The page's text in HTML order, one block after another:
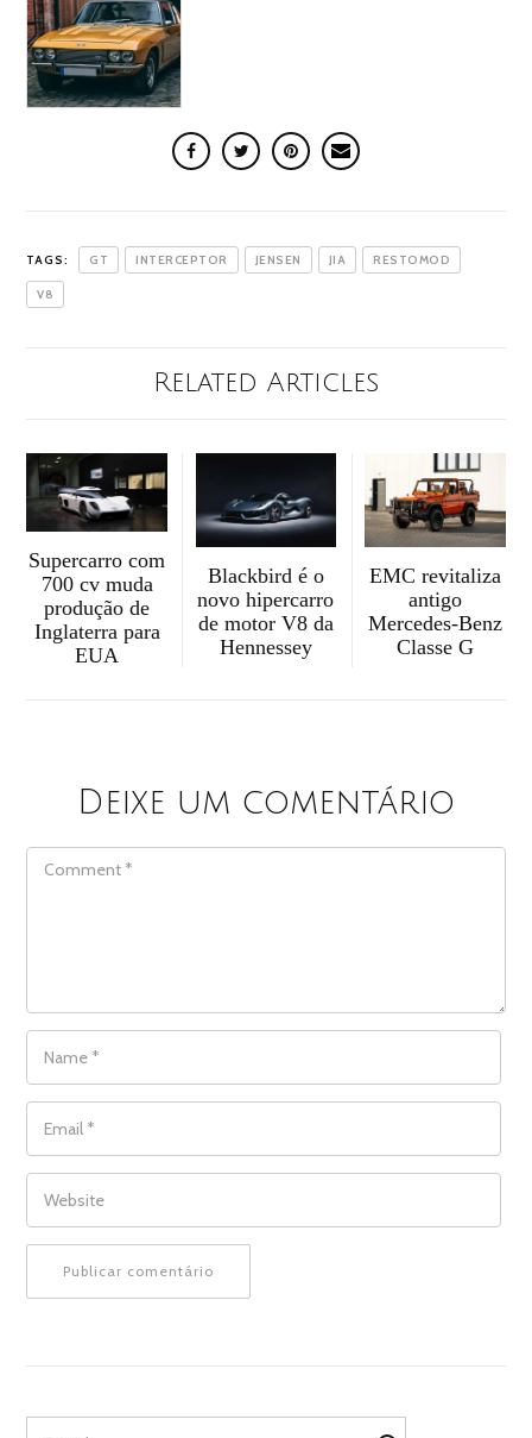
TAGS: GT INTERCEPTOR JENSEN JIA RESTOMOD
V8
Related Articles
Supercarro com
700 cv muda
produção de
Inglaterra para
EUA
Blackbird é o
novo hipercarro
de motor V8 da
Hennessey
EMC revitaliza
antigo
Mercedes-Benz
Classe G
Deixe um comentário
COMMENT
NAME
EMAIL
WEBSITE